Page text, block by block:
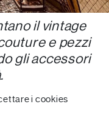
il vintage
e pezzi
gli accessori
i cookies